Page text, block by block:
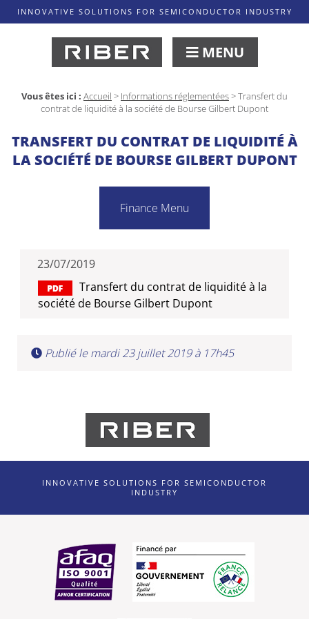
INNOVATIVE SOLUTIONS FOR SEMICONDUCTOR INDUSTRY
MENU
Vous êtes ici : Accueil > Informations réglementées>Transfert du
contrat de liquidité à la société de Bourse Gilbert Dupont
TRANSFERT DU CONTRAT DE LIQUIDITÉ À
LA SOCIÉTÉ DE BOURSE GILBERT DUPONT
Finance Menu
23/07/2019
Transfert du contrat de liquidité à la
société de Bourse Gilbert Dupont
Publié le mardi 23 juillet 2019 à 17h45
INNOVATIVE SOLUTIONS FOR SEMICONDUCTOR
INDUSTRY